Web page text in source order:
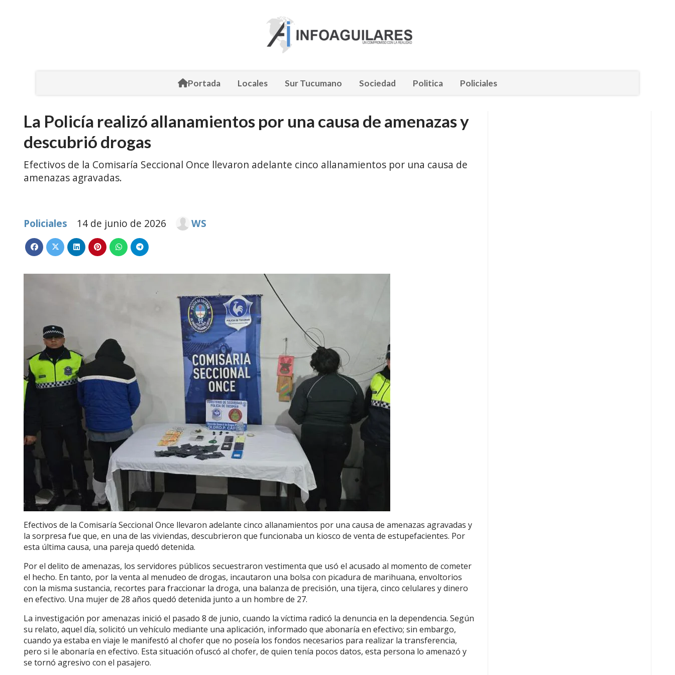
Portada Locales Sur Tucumano Sociedad Politica Policiales
La Policía realizó allanamientos por una causa de amenazas y
descubrió drogas
Efectivos de la Comisaría Seccional Once llevaron adelante cinco allanamientos por una causa de
amenazas agravadas.
Policiales 14 de junio de 2026 WS
Efectivos de la Comisaría Seccional Once llevaron adelante cinco allanamientos por una causa de amenazas agravadas y
la sorpresa fue que, en una de las viviendas, descubrieron que funcionaba un kiosco de venta de estupefacientes. Por
esta última causa, una pareja quedó detenida.
Por el delito de amenazas, los servidores públicos secuestraron vestimenta que usó el acusado al momento de cometer
el hecho. En tanto, por la venta al menudeo de drogas, incautaron una bolsa con picadura de marihuana, envoltorios
con la misma sustancia, recortes para fraccionar la droga, una balanza de precisión, una tijera, cinco celulares y dinero
en efectivo. Una mujer de 28 años quedó detenida junto a un hombre de 27.
La investigación por amenazas inició el pasado 8 de junio, cuando la víctima radicó la denuncia en la dependencia. Según
su relato, aquel día, solicitó un vehículo mediante una aplicación, informado que abonaría en efectivo; sin embargo,
cuando ya estaba en viaje le manifestó al chofer que no poseía los fondos necesarios para realizar la transferencia,
pero si le abonaría en efectivo. Esta situación ofuscó al chofer, de quien tenía pocos datos, esta persona lo amenazó y
se tornó agresivo con el pasajero.